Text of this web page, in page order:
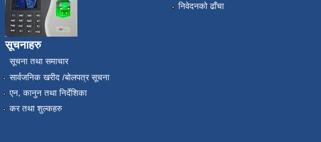
सूचनाहरु
सूचना तथा समाचार
सार्वजनिक खरीद /बोलपत्र सूचना
एन, कानुन तथा निर्देशिका
कर तथा शुल्कहरु
निवेदनको ढाँचा